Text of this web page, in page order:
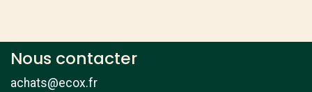
Nous contacter
achats@ecox.fr